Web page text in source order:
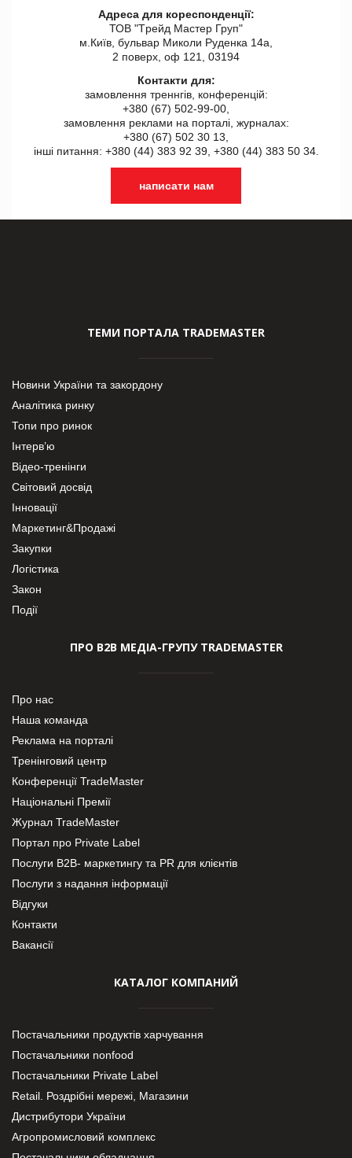
Адреса для кореспонденції:
ТОВ "Tрейд Мастер Груп"
м.Київ, бульвар Миколи Руденка 14а,
2 поверх, оф 121, 03194
Контакти для:
замовлення треннгів, конференцій:
+380 (67) 502-99-00,
замовлення реклами на порталі, журналах:
+380 (67) 502 30 13,
інші питання: +380 (44) 383 92 39, +380 (44) 383 50 34.
написати нам
ТЕМИ ПОРТАЛА TRADEMASTER
Новини України та закордону
Аналітика ринку
Топи про ринок
Інтерв’ю
Відео-тренінги
Світовий досвід
Інновації
Маркетинг&Продажі
Закупки
Логістика
Закон
Події
ПРО В2В МЕДІА-ГРУПУ TRADEMASTER
Про нас
Наша команда
Реклама на порталі
Тренінговий центр
Конференції TradeMaster
Національні Премії
Журнал TradeMaster
Портал про Private Label
Послуги В2В- маркетингу та PR для клієнтів
Послуги з надання інформації
Відгуки
Контакти
Вакансії
КАТАЛОГ КОМПАНИЙ
Постачальники продуктів харчування
Постачальники nonfood
Постачальники Private Label
Retail. Роздрібні мережі, Магазини
Дистрибутори України
Агропромисловий комплекс